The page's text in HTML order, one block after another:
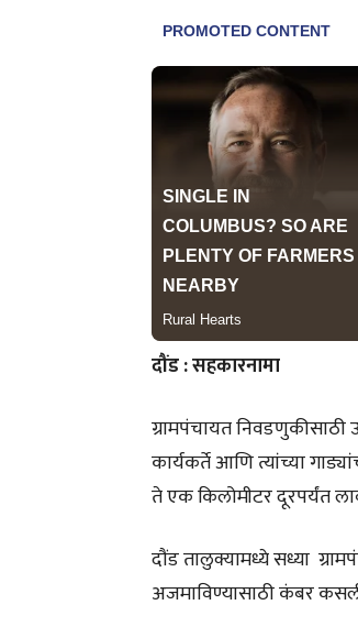
दौंड : सहकारनामा
ग्रामपंचायत
कार्यकर्ते आणि त्यांच्या
ते एक किलोमीटर दूरपर्यंत
दौंड तालुक्यामध्ये सध्या
अजमाविण्यासाठी कंबर